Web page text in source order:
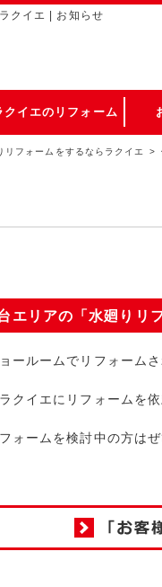
クイエ | お知らせ
クイエのリフォーム
フォームをするならラクイエ
エリアの「水廻りリ
ールームでリフォーム
クイエにリフォームを
ォームを検討中の方はぜ